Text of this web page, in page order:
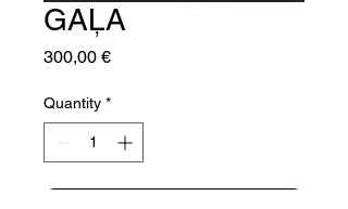
GAĻA
300,00 €Price
Quantity *